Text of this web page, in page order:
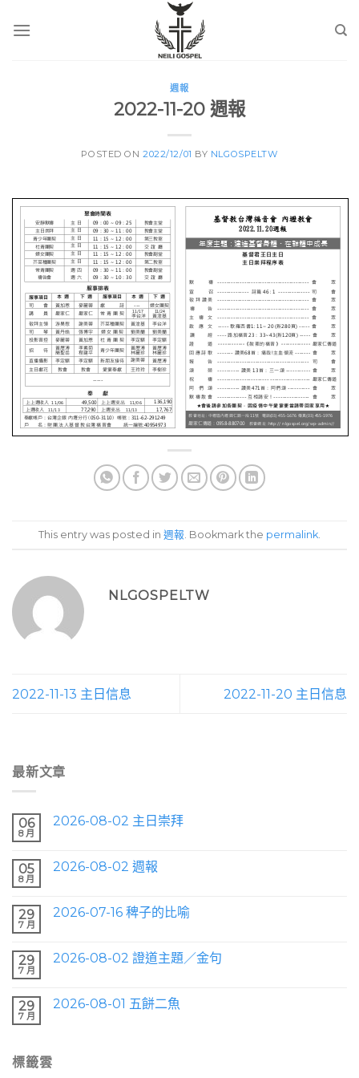
週報
2022-11-20 週報
POSTED ON2022/12/01 BY NLGOSPELTW
This entry was posted in 週報 . Bookmark the permalink
NLGOSPELTW
2022-11-13 主日信息 2022-11-20 主日信息
最新文章
06
8 月
2026-08-02 主日崇拜
05
8 月
2026-08-02 週報
29
7 月
2026-07-16 稗子的比喻
29
7 月
2026-08-02 證道主題／金句
29
7 月
2026-08-01 五餅二魚
標籤雲